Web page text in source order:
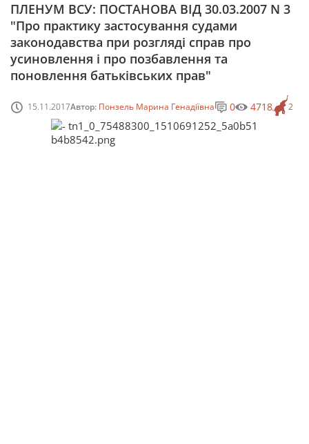
ПЛЕНУМ ВСУ: ПОСТАНОВА ВІД 30.03.2007 N 3
"Про практику застосування судами
законодавства при розгляді справ про
усиновлення і про позбавлення та
поновлення батьківських прав"
15.11.2017Автор: Понзель Марина Генадіївна 2
0 4718